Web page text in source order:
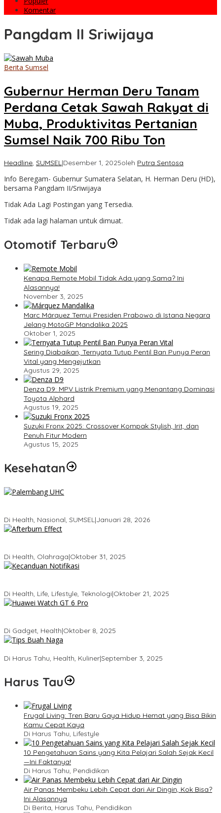
Komentar
Pangdam II Sriwijaya
Berita Sumsel
Gubernur Herman Deru Tanam
Perdana Cetak Sawah Rakyat di
Muba, Produktivitas Pertanian
Sumsel Naik 700 Ribu Ton
Headline, SUMSEL|Desember 1, 2025oleh Putra Sentosa
Info Beregam- Gubernur Sumatera Selatan, H. Herman Deru (HD),
bersama Pangdam II/Sriwijaya
Tidak Ada Lagi Postingan yang Tersedia.
Tidak ada lagi halaman untuk dimuat.
Otomotif Terbaru
Kenapa Remote Mobil Tidak Ada yang Sama? Ini
Alasannya!
November 3, 2025
Marc Márquez Temui Presiden Prabowo di Istana Negara
Jelang MotoGP Mandalika 2025
Oktober 1, 2025
Sering Diabaikan, Ternyata Tutup Pentil Ban Punya Peran
Vital yang Mengejutkan
Agustus 29, 2025
Denza D9: MPV Listrik Premium yang Menantang Dominasi
Toyota Alphard
Agustus 19, 2025
Suzuki Fronx 2025: Crossover Kompak Stylish, Irit, dan
Penuh Fitur Modern
Agustus 15, 2025
Kesehatan
Di Health, Nasional, SUMSEL|Januari 28, 2026
Di Health, Olahraga|Oktober 31, 2025
Di Health, Life, Lifestyle, Teknologi|Oktober 21, 2025
Di Gadget, Health|Oktober 8, 2025
Di Harus Tahu, Health, Kuliner|September 3, 2025
Harus Tau
Frugal Living: Tren Baru Gaya Hidup Hemat yang Bisa Bikin
Kamu Cepat Kaya
Di Harus Tahu, Lifestyle
10 Pengetahuan Sains yang Kita Pelajari Salah Sejak Kecil
—Ini Faktanya!
Di Harus Tahu, Pendidikan
Air Panas Membeku Lebih Cepat dari Air Dingin, Kok Bisa?
Ini Alasannya
Di Berita, Harus Tahu, Pendidikan